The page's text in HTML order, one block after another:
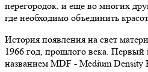
перегородок, и еще во многих
где необходимо объединить
История появления на свет
1966 год, прошлого века. Первый
названием MDF - Medium Density